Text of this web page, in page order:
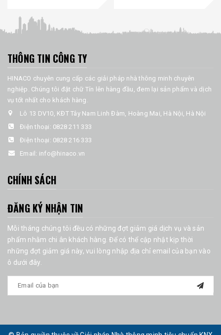
THÔNG TIN CÔNG TY
HINACO chuyên cung cấp các giải pháp nhà thông minh chuyên
nghiệp. Chúng tôi đặt chữ Tín lên hàng đầu, đem lại sản phẩm và dịch
vụ tốt nhất cho khách hàng.
Lô 13 DV10, KĐT Tây Nam Linh Đàm, Hoàng Mai, Hà Nội, Hà Nội
Điện thoại: 0828 211 333
Điện thoại: 0828 216 333
Email: info@hinaco.vn
CHÍNH SÁCH
ĐĂNG KÝ NHẬN TIN
Mỗi tháng chúng tôi đều có những đợt giảm giá dịch vụ và sản
phẩm nhằm chi ân khách hàng. Để có thể cập nhật kịp thời
những đợt giảm giá này, vui lòng nhập địa chỉ email của bạn vào
ô dưới đây.